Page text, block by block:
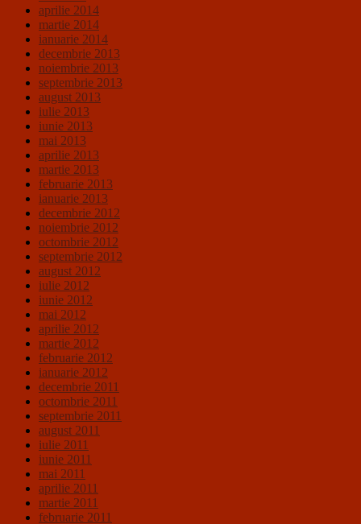
aprilie 2014
martie 2014
ianuarie 2014
decembrie 2013
noiembrie 2013
septembrie 2013
august 2013
iulie 2013
iunie 2013
mai 2013
aprilie 2013
martie 2013
februarie 2013
ianuarie 2013
decembrie 2012
noiembrie 2012
octombrie 2012
septembrie 2012
august 2012
iulie 2012
iunie 2012
mai 2012
aprilie 2012
martie 2012
februarie 2012
ianuarie 2012
decembrie 2011
octombrie 2011
septembrie 2011
august 2011
iulie 2011
iunie 2011
mai 2011
aprilie 2011
martie 2011
februarie 2011